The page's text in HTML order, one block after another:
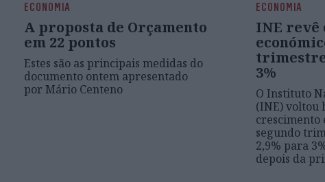
ECONOMIA
A proposta de Orçamento
em 22 pontos
Estes são as principais medidas do
documento ontem apresentado
por Mário Centeno
ECONOMIA
INE revê
3%
O Instituto
(INE) voltou
crescimento
segundo
2,9% para
depois da